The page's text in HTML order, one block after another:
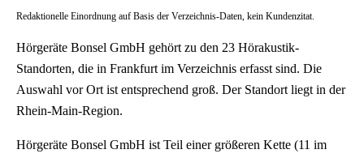
Redaktionelle Einordnung auf Basis der Verzeichnis-Daten, kein Kundenzitat.
Hörgeräte Bonsel GmbH gehört zu den 23 Hörakustik-
Standorten, die in Frankfurt im Verzeichnis erfasst sind. Die
Auswahl vor Ort ist entsprechend groß. Der Standort liegt in der
Rhein-Main-Region.
Hörgeräte Bonsel GmbH ist Teil einer größeren Kette (11 im